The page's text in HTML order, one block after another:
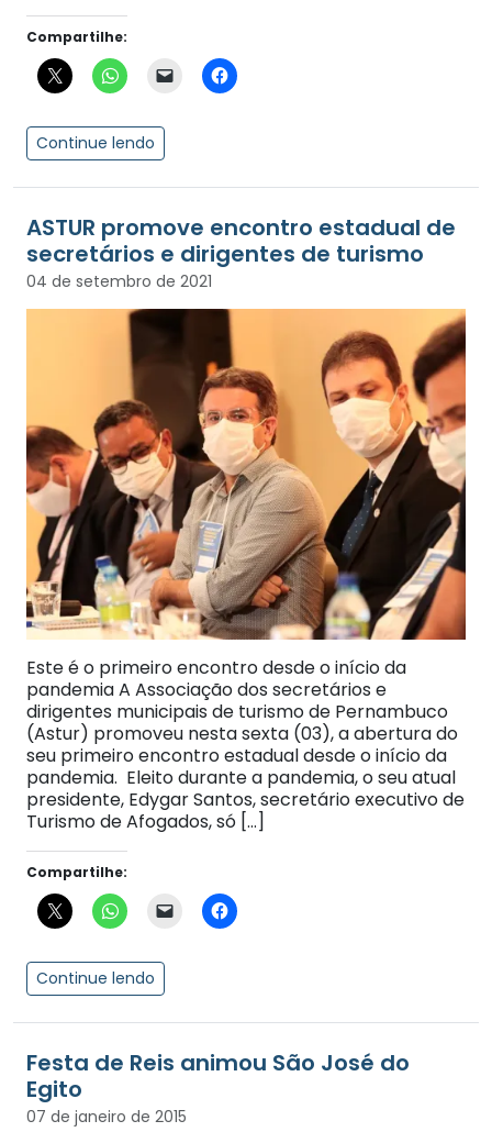
Compartilhe:
Continue lendo
ASTUR promove encontro estadual de
secretários e dirigentes de turismo
04 de setembro de 2021
Este é o primeiro encontro desde o início da
pandemia A Associação dos secretários e
dirigentes municipais de turismo de Pernambuco
(Astur) promoveu nesta sexta (03), a abertura do
seu primeiro encontro estadual desde o início da
pandemia. Eleito durante a pandemia, o seu atual
presidente, Edygar Santos, secretário executivo de
Turismo de Afogados, só […]
Compartilhe:
Continue lendo
Festa de Reis animou São José do
Egito
07 de janeiro de 2015